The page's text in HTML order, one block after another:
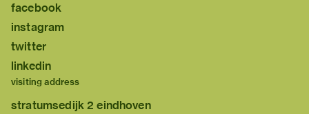
facebook
instagram
twitter
linkedin
visiting address
stratumsedijk 2 eindhoven